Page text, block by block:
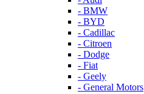
- BMW
- BYD
- Cadillac
- Citroen
- Dodge
- Fiat
- Geely
- General Motors